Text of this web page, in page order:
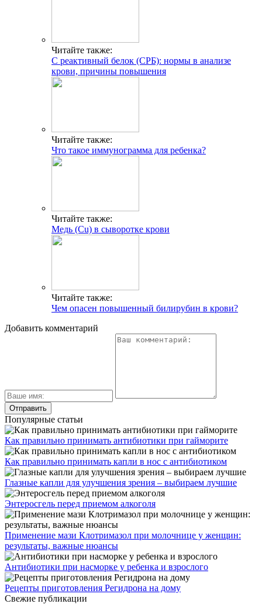
Читайте также:
С реактивный белок (СРБ): нормы в анализе
крови, причины повышения
Читайте также:
Что такое иммунограмма для ребенка?
Читайте также:
Медь (Cu) в сыворотке крови
Читайте также:
Чем опасен повышенный билирубин в крови?
Добавить комментарий
Популярные статьи
Как правильно принимать антибиотики при гайморите
Как правильно принимать капли в нос с антибиотиком
Глазные капли для улучшения зрения – выбираем лучшие
Энтеросгель перед приемом алкоголя
Применение мази Клотримазол при молочнице у женщин:
результаты, важные нюансы
Антибиотики при насморке у ребенка и взрослого
Рецепты приготовления Регидрона на дому
Свежие публикации